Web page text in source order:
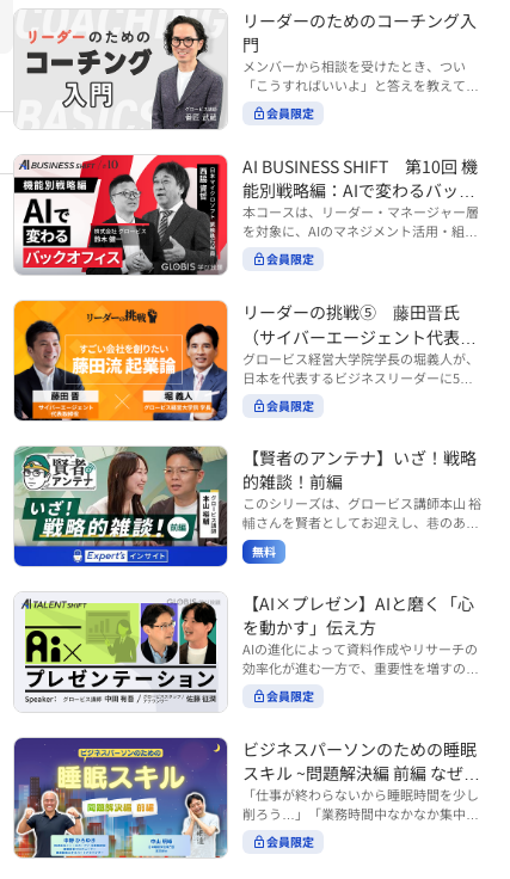
のリーダーシップや組織変革を中心に学
ぶコース ・機能別戦略編（第8回〜12
回）：AI時代における機能別での戦略の
あり方を中心に学ぶコース より実践的な
AIツールの活用法について学びたい方は
『AI WORK SHIFTシリーズ』をご視聴く
3%BC%E3%82%AF%E3%82%B7%E3%
83%95%E3%83%88 ※本コースは、AIの
マネジメント活用を学ぶ「AIビジネスシ
フト」シリーズの一環として提供してい
ます。 ※本動画は、制作時点の情報に基
づき作成したものです（2026年03月制
し、自身のリーダーシップを発揮できる
ようになっていきます。 ※本動画は、制
作時点の情報に基づき作成したものです
（2024年12月制作）
ーマは、「Being（ありたい自分）」を
中心に据え、自ら考え（Think）、変化
し（Transform）、協働する（Collabor
ate）ことで、自分らしい価値を発揮し
ていくこと。 リスキリングやAI活用が叫
ばれる今こそ、スキルより先に“自分の
軸”を問うことが重要です。 あなたは何
か？ このコースは、あなたが“ありたい
自分”として生き、キャリアをデザイン
していくための思考と行動のガイドにな
ります。 ※本動画は、制作時点の情報に
基づき作成したものです（2025年11月
制作）
リーダーのためのコーチング入
門
メンバーから相談を受けたとき、つい
「こうすればいいよ」と答えを教えてし
まう。 あるいは、「自分で考えてほし
い」と思うあまり、すべて任せきりにし
つつ、自律的に仕事を進めてもらうため
にはどうすればよいのか。 こうした悩み
に直面するリーダー・マネージャーの方
は多いのではないでしょうか。 変化が激
しく、正解のない現代においては、指示
や助言にとどまらず、メンバーの思考を
引き出し、自律的な行動を促す「コーチ
す。 本コースでは、基礎的なコーチング
の考え方を押さえたうえで、実際の職場
で起こりがちな事例をもとに、相手の思
考と行動を引き出す関わり方を学びま
す。 また、代表的なコーチングのフレー
ムワークである「GROWモデル」を取り
の主体性を引き出していくのかを、わか
りやすく解説します。 メンバーとの対話
を、成長を促す機会へと変えていく。そ
の第一歩としておすすめのコースです。
コース内で紹介している「傾聴力」を深
めたい方は、こちらも合わせてご覧くだ
さい。 ・傾聴力 ~リーダーのための聴く
is.co.jp/ja/courses/fe285262/learn/step
s/59808 ・傾聴力 ~リーダーのための聴
く技術~（実践編） https://unlimited.gl
obis.co.jp/ja/courses/01d24a39/learn/s
teps/59813 ※本動画は、制作時点の情
報に基づき作成したものです（2026年6
月制作）
会員限定
AI BUSINESS SHIFT 第10回 機
能別戦略編：AIで変わるバック
オフィス
本コースは、リーダー・マネージャー層
を対象に、AIのマネジメント活用・組織
活用を体系的に学ぶ 『AI BUSINESS SHI
FTシリーズ（全12回）』の第10回で
バックオフィス」では、人事・総務・労
務・経理・情報システムなどのバックオ
フィス領域において、定型業務の自動化
や効率化といった現場レベルのAI活用だ
けでなく、いかにして経営や戦略に貢献
する存在へと進化していくのかについて
考えを深め、学んでいきます。 ■こんな
理・情シスなど、バックオフィス部門を
率いるリーダー・マネージャーの方 ・バ
ックオフィス業務へのAI活用やDX推進を
担っている方 ・AI時代におけるバックオ
フィスの役割や戦略のあり方を考えたい
方 ■AIシフトシリーズとは？ 『AI BUSI
で設計された全12回のシリーズです。
（順次公開） https://unlimited.globis.c
o.jp/ja/tags/AI%E3%83%93%E3%82%B
8%E3%83%8D%E3%82%B9%E3%82%
B7%E3%83%95%E3%83%88 ・基礎編
（第1回〜3回）：リーダーやマネージャ
ーに求められる、AI時代の基礎的なリテ
ジメント編（第4回〜7回）：AI時代のリ
ーダーシップや組織変革を中心に学ぶコ
ース ・機能別戦略編（第8回〜12回）：
AI時代における機能別での戦略のあり方
を中心に学ぶコース より実践的なAIツー
ルの活用法について学びたい方は『AI W
会員限定
リーダーの挑戦⑤ 藤田晋氏
（サイバーエージェント代表取
締役）
グロービス経営大学院学長の堀義人が、
日本を代表するビジネスリーダーに5つ
の質問（能力開発／挑戦／試練／仲間／
志）を投げかけ、その人生哲学を解き明
ーエージェント代表取締役の藤田晋氏。
起業の理由、経営をどうやって学んだ
か、アメーバブログ・ABEMAの立ち上
げ、経営チームづくりについてなど聞い
ていきます。（肩書きは2020年12月11
日撮影当時のもの） 藤田 晋 サイバー
ス・キャピタル・パートナーズ 代表パ
ートナー
会員限定
【賢者のアンテナ】いざ！戦略
的雑談！前編
このシリーズは、グロービス講師本山 裕
輔さんを賢者としてお迎えし、巷のあり
とあらゆるものを独自の視点で紐解き、
皆様の学びの意欲を刺激するコンテンツ
期配信されます。 取り上げて欲しいご質
問やテーマ、感想を随時受け付けていま
す。 グーグルフォーム（https://forms.g
le/qqoBYuRUmUYz4scC6） または グ
ロ放題編集部員のX（https://x.com/mai
rakobayashi） まで、ぜひご要望をお
6月制作）
無料
【AI×プレゼン】AIと磨く「心
を動かす」伝え方
AIの進化によって資料作成やリサーチの
効率化が進む一方で、重要性を増すのが
「伝える力」です。本コースでは、AI時
代のプレゼンに求められるデリバリース
を客観的に評価し、改善できるAI活用法
も紹介。大事な場面で「心を動かす」プ
レゼンをしたい方におすすめです。関連
コース「プレゼンテーションスキル」も
併せてご覧ください。 ▼プレゼン動画分
析プロンプト（辛口） https://hodai.glo
bis.co.jp/learning_documents/6f976cd
会員限定
ビジネスパーソンのための睡眠
スキル ~問題解決編 前編 なぜ眠
れないのか？~
「仕事が終わらないから睡眠時間を少し
削ろう…」「業務時間中なかなか集中で
きない…」「毎日朝起きるのがつら
い…」。 あなたはこのような経験をした
会員限定